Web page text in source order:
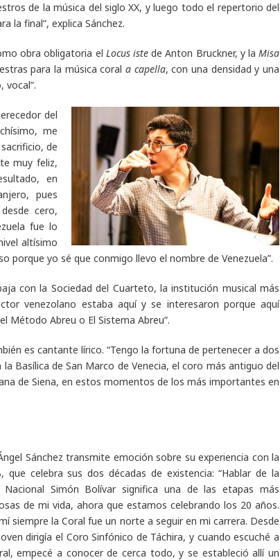
de la música del siglo XX, y luego todo el repertorio del
la final”, explica Sánchez.
obra obligatoria el Locus iste de Anton Bruckner, y laMisa
para la música corala capella, con una densidad y una
vocal”.
del
me
de
muy feliz,
en
pues
cero,
fue lo
altísimo
porque yo sé que conmigo llevo el nombre de Venezuela”.
con la Sociedad del Cuarteto, la institución musical más
venezolano estaba aquí y se interesaron porque aquí
Método Abreu o El Sistema Abreu”.
es cantante lírico. “Tengo la fortuna de pertenecer a dos
Basílica de San Marco de Venecia, el coro más antiguo del
de Siena, en estos momentos de los más importantes en
Sánchez transmite emoción sobre su experiencia con la
que celebra sus dos décadas de existencia: “Hablar de la
Nacional Simón Bolívar significa una de las etapas más
de mi vida, ahora que estamos celebrando los 20 años.
siempre la Coral fue un norte a seguir en mi carrera. Desde
dirigía el Coro Sinfónico de Táchira, y cuando escuché a
empecé a conocer de cerca todo, y se estableció allí un